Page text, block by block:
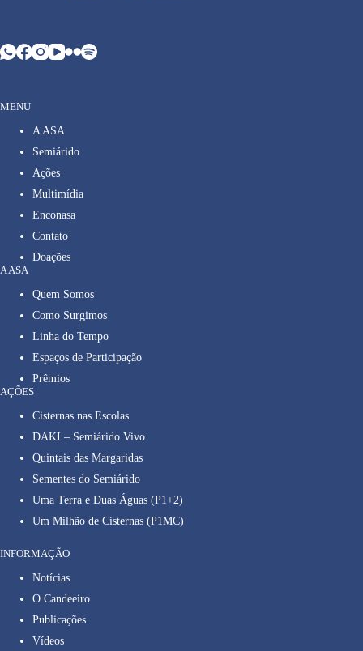
MENU
A ASA
Semiárido
Ações
Multimídia
Enconasa
Contato
Doações
A ASA
Quem Somos
Como Surgimos
Linha do Tempo
Espaços de Participação
Prêmios
AÇÕES
Cisternas nas Escolas
DAKI – Semiárido Vivo
Quintais das Margaridas
Sementes do Semiárido
Uma Terra e Duas Águas (P1+2)
Um Milhão de Cisternas (P1MC)
INFORMAÇÃO
Notícias
O Candeeiro
Publicações
Vídeos